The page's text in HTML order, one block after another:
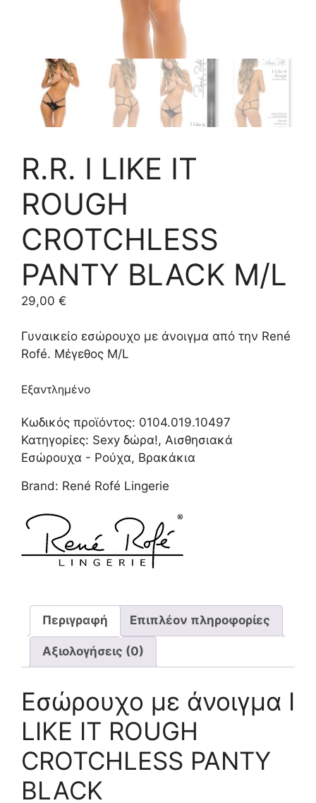
R.R. I LIKE IT
ROUGH
CROTCHLESS
PANTY BLACK M/L
29,00 €
Γυναικείο εσώρουχο με άνοιγμα από την René
Rofé. Μέγεθος M/L
Εξαντλημένο
Κωδικός προϊόντος: 0104.019.10497
Κατηγορίες: Sexy δώρα!, Αισθησιακά
Εσώρουχα - Ρούχα, Βρακάκια
Brand: René Rofé Lingerie
Περιγραφή Επιπλέον πληροφορίες
Αξιολογήσεις (0)
Εσώρουχο με άνοιγμα I
LIKE IT ROUGH
CROTCHLESS PANTY
BLACK